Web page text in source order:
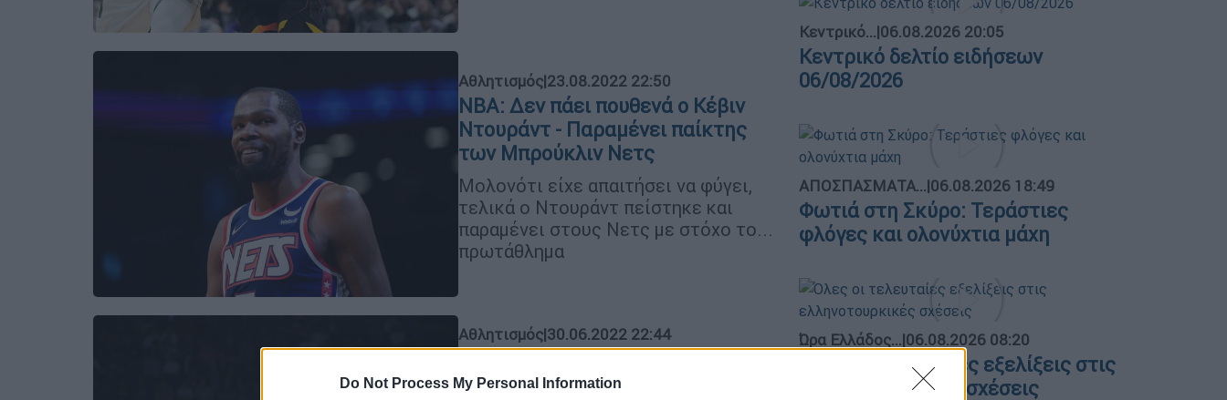
Do Not Process My Personal Information
Αθλητισμός|23.08.2022 22:50
NBA: Δεν πάει πουθενά ο Κέβιν
Ντουράντ - Παραμένει παίκτης
των Μπρούκλιν Νετς
Μολονότι είχε απαιτήσει να φύγει,
τελικά ο Ντουράντ πείστηκε και
παραμένει στους Νετς με στόχο το...
πρωτάθλημα
Αθλητισμός|30.06.2022 22:44
απ' τους Μπρούκλιν Νετς ο Κέβιν
Κεντρικό...|06.08.2026 20:05
Κεντρικό δελτίο ειδήσεων
06/08/2026
ΑΠΟΣΠΑΣΜΑΤΑ...|06.08.2026 18:49
Φωτιά στη Σκύρο: Τεράστιες
φλόγες και ολονύχτια μάχη
Ώρα Ελλάδος...|06.08.2026 08:20
Όλες οι τελευταίες εξελίξεις στις
ελληνοτουρκικές σχέσεις